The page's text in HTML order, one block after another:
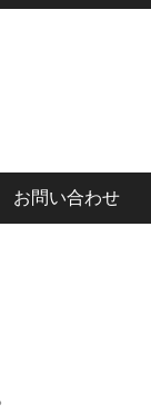
お問い合わせ